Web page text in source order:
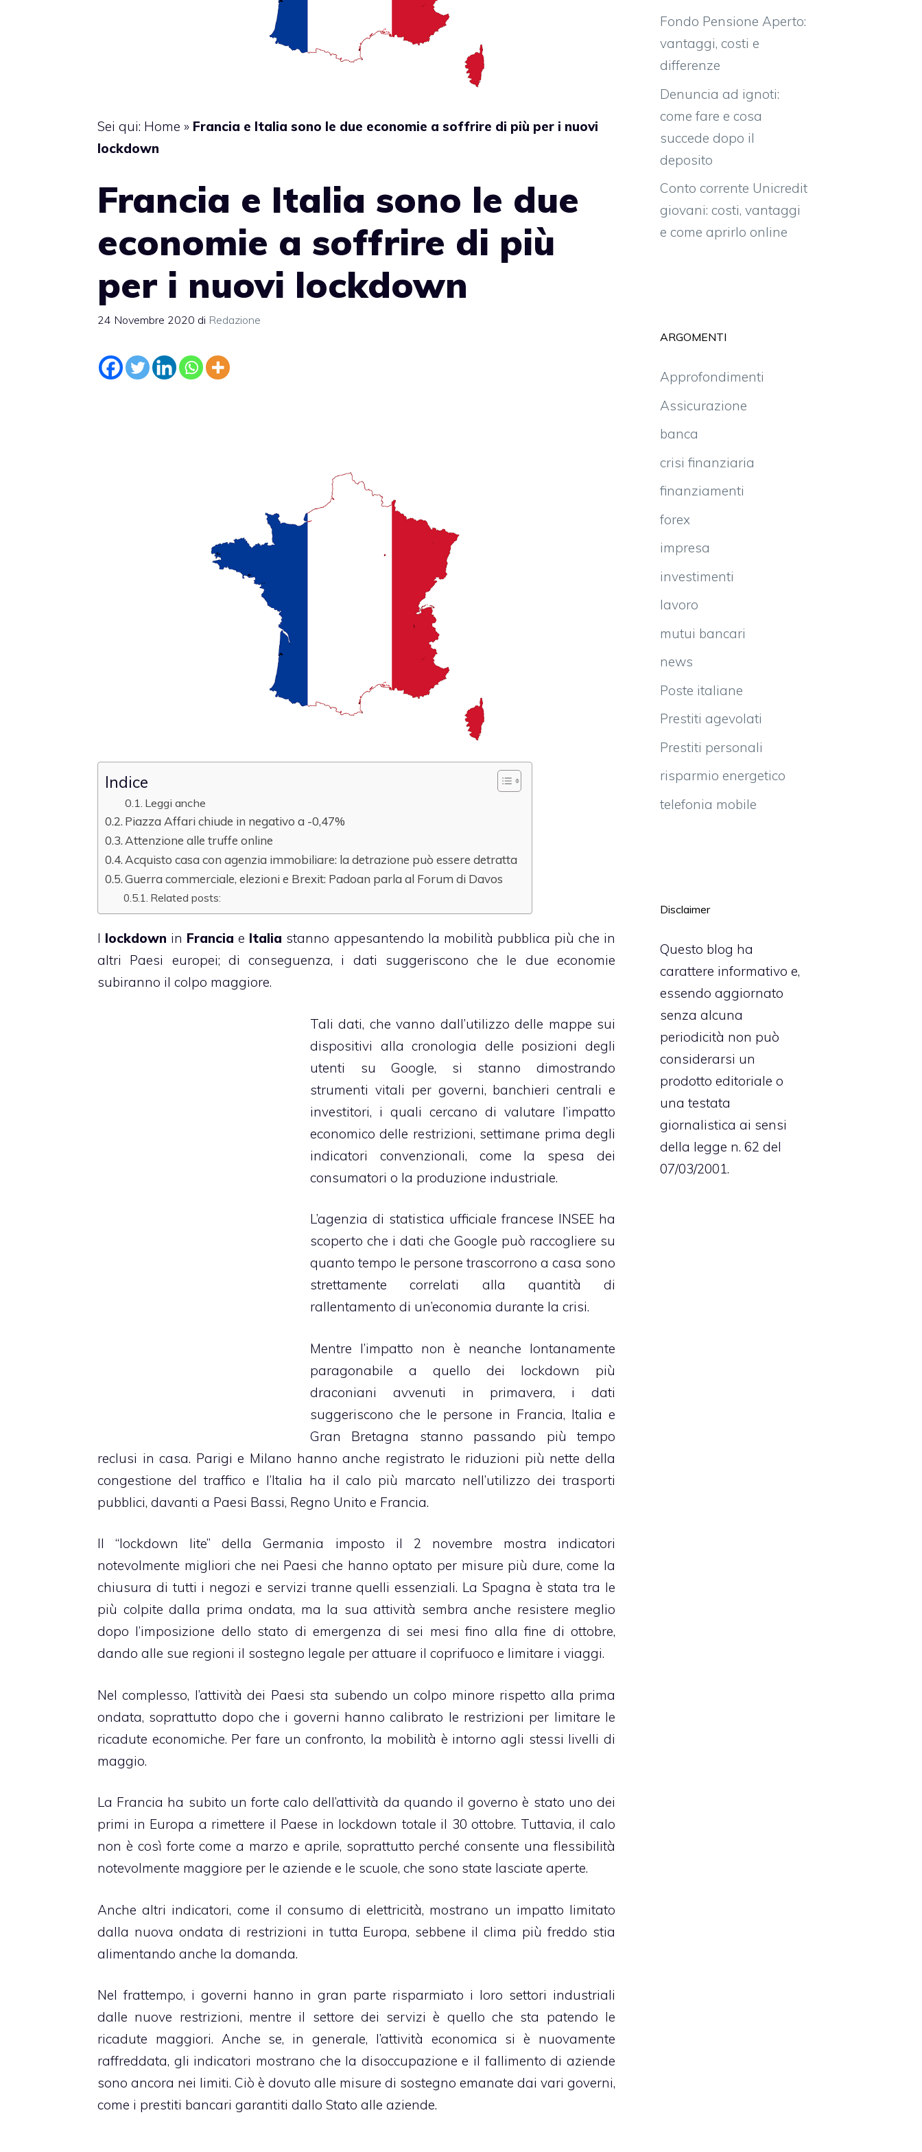
Sei qui: Home » Francia e Italia sono le due economie a soffrire di più per i nuovi
lockdown
Francia e Italia sono le due
economie a soffrire di più
per i nuovi lockdown
24 Novembre 2020 di Redazione
Indice
Leggi anche
Piazza Affari chiude in negativo a -0,47%
Attenzione alle truffe online
Acquisto casa con agenzia immobiliare: la detrazione può essere detratta
Guerra commerciale, elezioni e Brexit: Padoan parla al Forum di Davos
Related posts:
I lockdown in Francia e Italia stanno appesantendo la mobilità pubblica più che in
altri Paesi europei; di conseguenza, i dati suggeriscono che le due economie
subiranno il colpo maggiore.
Tali dati, che vanno dall’utilizzo delle mappe sui
dispositivi alla cronologia delle posizioni degli
utenti su Google, si stanno dimostrando
strumenti vitali per governi, banchieri centrali e
investitori, i quali cercano di valutare l’impatto
economico delle restrizioni, settimane prima degli
indicatori convenzionali, come la spesa dei
consumatori o la produzione industriale.
L’agenzia di statistica ufficiale francese INSEE ha
scoperto che i dati che Google può raccogliere su
quanto tempo le persone trascorrono a casa sono
strettamente correlati alla quantità di
rallentamento di un’economia durante la crisi.
Mentre l’impatto non è neanche lontanamente
paragonabile a quello dei lockdown più
draconiani avvenuti in primavera, i dati
suggeriscono che le persone in Francia, Italia e
Gran Bretagna stanno passando più tempo
reclusi in casa. Parigi e Milano hanno anche registrato le riduzioni più nette della
congestione del traffico e l’Italia ha il calo più marcato nell’utilizzo dei trasporti
pubblici, davanti a Paesi Bassi, Regno Unito e Francia.
Il “lockdown lite” della Germania imposto il 2 novembre mostra indicatori
notevolmente migliori che nei Paesi che hanno optato per misure più dure, come la
chiusura di tutti i negozi e servizi tranne quelli essenziali. La Spagna è stata tra le
più colpite dalla prima ondata, ma la sua attività sembra anche resistere meglio
dopo l’imposizione dello stato di emergenza di sei mesi fino alla fine di ottobre,
dando alle sue regioni il sostegno legale per attuare il coprifuoco e limitare i viaggi.
Nel complesso, l’attività dei Paesi sta subendo un colpo minore rispetto alla prima
ondata, soprattutto dopo che i governi hanno calibrato le restrizioni per limitare le
ricadute economiche. Per fare un confronto, la mobilità è intorno agli stessi livelli di
maggio.
La Francia ha subito un forte calo dell’attività da quando il governo è stato uno dei
primi in Europa a rimettere il Paese in lockdown totale il 30 ottobre. Tuttavia, il calo
non è così forte come a marzo e aprile, soprattutto perché consente una flessibilità
notevolmente maggiore per le aziende e le scuole, che sono state lasciate aperte.
Anche altri indicatori, come il consumo di elettricità, mostrano un impatto limitato
dalla nuova ondata di restrizioni in tutta Europa, sebbene il clima più freddo stia
alimentando anche la domanda.
Nel frattempo, i governi hanno in gran parte risparmiato i loro settori industriali
dalle nuove restrizioni, mentre il settore dei servizi è quello che sta patendo le
ricadute maggiori. Anche se, in generale, l’attività economica si è nuovamente
raffreddata, gli indicatori mostrano che la disoccupazione e il fallimento di aziende
sono ancora nei limiti. Ciò è dovuto alle misure di sostegno emanate dai vari governi,
come i prestiti bancari garantiti dallo Stato alle aziende.
Fondo Pensione Aperto:
vantaggi, costi e
differenze
Denuncia ad ignoti:
come fare e cosa
succede dopo il
deposito
Conto corrente Unicredit
giovani: costi, vantaggi
e come aprirlo online
ARGOMENTI
Approfondimenti
Assicurazione
banca
crisi finanziaria
finanziamenti
forex
impresa
investimenti
lavoro
mutui bancari
news
Poste italiane
Prestiti agevolati
Prestiti personali
risparmio energetico
telefonia mobile
Disclaimer
Questo blog ha
carattere informativo e,
essendo aggiornato
senza alcuna
periodicità non può
considerarsi un
prodotto editoriale o
una testata
giornalistica ai sensi
della legge n. 62 del
07/03/2001.